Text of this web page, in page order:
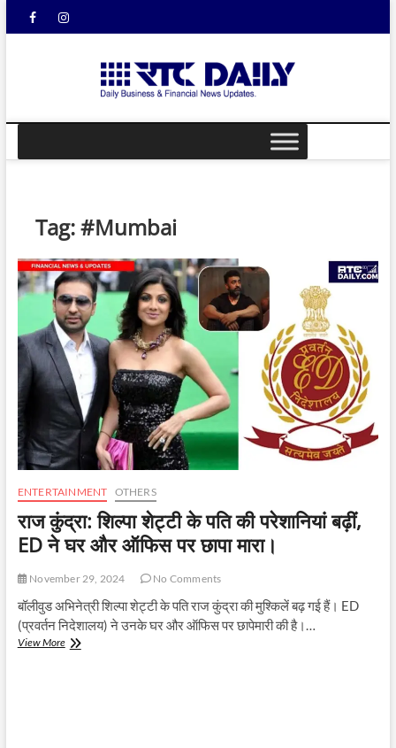
FacebookInstagram
DAILY
Tag:#Mumbai
ENTERTAINMENT OTHERS
राज कुंद्रा: शिल्पा शेट्टी के पति की परेशानियां बढ़ीं,
ED ने घर और ऑफिस पर छापा मारा।
November 29, 2024 No Comments
बॉलीवुड अभिनेत्री शिल्पा शेट्टी के पति राज कुंद्रा की मुश्किलें बढ़ गई हैं। ED
(प्रवर्तन निदेशालय) ने उनके घर और ऑफिस पर छापेमारी की है।…
View Moreराज